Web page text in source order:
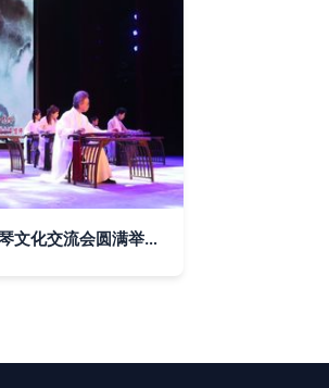
“聆古琴讲座 品古韵留声”古琴文化交流会圆满举行——张金桥先生引领听众共赴千年琴韵之旅